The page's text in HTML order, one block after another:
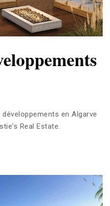
en Algarve
Real Estate.